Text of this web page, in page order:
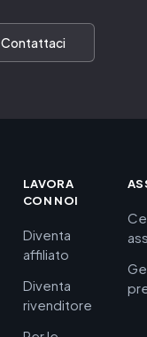
Contattaci
LAVORA
CON NOI
Diventa
affiliato
Diventa
rivenditore